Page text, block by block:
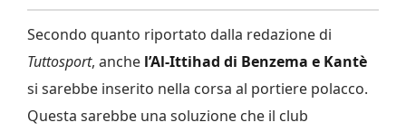
Secondo quanto riportato dalla redazione di
Tuttosport, anche l’Al-Ittihad di Benzema e Kantè
si sarebbe inserito nella corsa al portiere polacco.
Questa sarebbe una soluzione che il club